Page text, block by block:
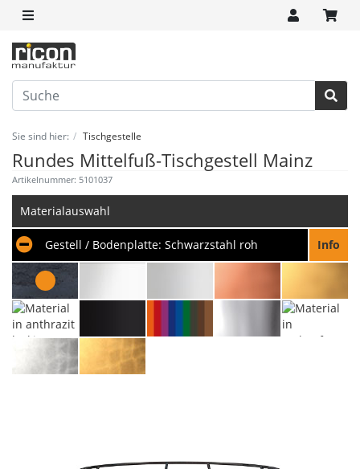
Sie sind hier: Tischgestelle
Rundes Mittelfuß-Tischgestell Mainz
Artikelnummer: 5101037
Materialauswahl
Gestell / Bodenplatte: Schwarzstahl roh Info